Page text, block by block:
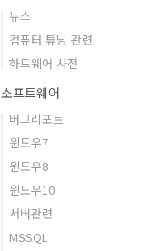
뉴스
컴퓨터 튜닝 관련
하드웨어 사전
소프트웨어
버그리포트
윈도우7
윈도우8
윈도우10
서버관련
MSSQL